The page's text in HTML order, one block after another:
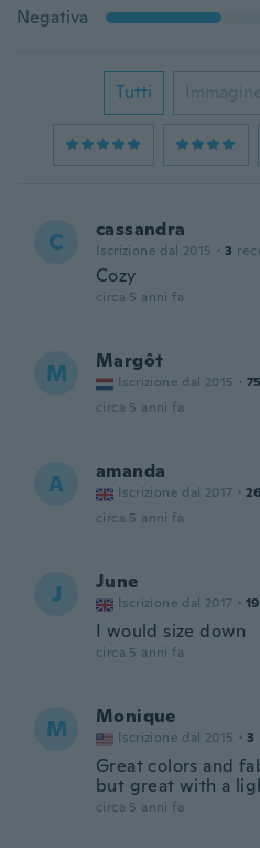
Negativa
Tutti
C cassandra
Iscrizione dal 2015 · 3
Cozy
circa 5 anni fa
M Margôt
Iscrizione dal 2015 · 75
circa 5 anni fa
A amanda
Iscrizione dal 2017 · 26
circa 5 anni fa
J June
Iscrizione dal 2017 · 19
I would size down
circa 5 anni fa
M Monique
Iscrizione dal 2015 · 3
Great colors and
but great with a
circa 5 anni fa